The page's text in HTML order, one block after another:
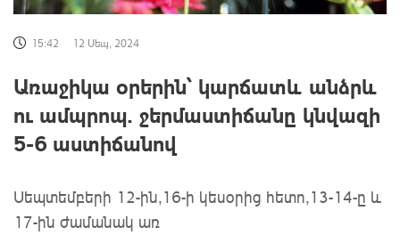
15:42 12 Սեպ, 2024
Առաջիկա օրերին՝ կարճատև անձրև
ու ամպրոպ. ջերմաստիճանը կնվազի
5-6 աստիճանով
Սեպտեմբերի 12-ին,16-ի կեսօրից հետո,13-14-ը և
17-ին ժամանակ առ